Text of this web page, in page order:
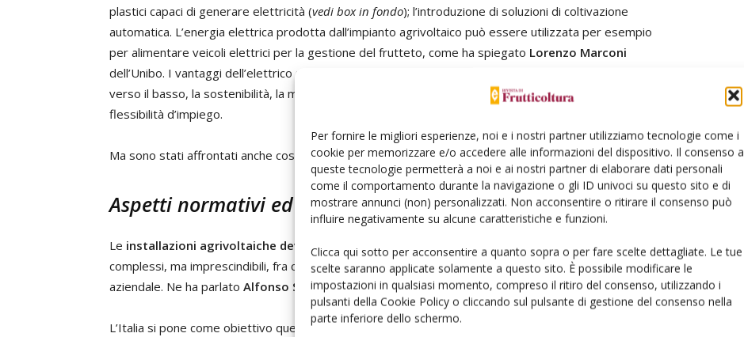
Per fornire le migliori esperienze, noi e i nostri partner utilizziamo tecnologie come i
cookie per memorizzare e/o accedere alle informazioni del dispositivo. Il consenso a
queste tecnologie permetterà a noi e ai nostri partner di elaborare dati personali
come il comportamento durante la navigazione o gli ID univoci su questo sito e di
mostrare annunci (non) personalizzati. Non acconsentire o ritirare il consenso può
influire negativamente su alcune caratteristiche e funzioni.
Clicca qui sotto per acconsentire a quanto sopra o per fare scelte dettagliate. Le tue
scelte saranno applicate solamente a questo sito. È possibile modificare le
impostazioni in qualsiasi momento, compreso il ritiro del consenso, utilizzando i
pulsanti della Cookie Policy o cliccando sul pulsante di gestione del consenso nella
parte inferiore dello schermo.
plastici capaci di generare elettricità (vedi box in fondo); l’introduzione di soluzioni di coltivazione
automatica. L’energia elettrica prodotta dall’impianto agrivoltaico può essere utilizzata per esempio
per alimentare veicoli elettrici per la gestione del frutteto, come ha spiegato Lorenzo Marconi
dell’Unibo. I vantaggi dell’elettrico sono la semplicità di costruzione della macchina e la scalabilità
verso il basso, la sostenibilità, la maggior sicurezza per gli operatori, la precisione, l’autonomia e la
flessibilità d’impiego.
Ma sono stati affrontati anche costi, limiti normativi e agronomici.
Aspetti normativi ed economici
Le installazioni agrivoltaiche devono sottostare ad aspetti normativied economici alquanto
complessi, ma imprescindibili, fra cui la necessità di dimostrare che gli impianti non diminuiscono la Plv
aziendale. Ne ha parlato Alfonso Scaderadel Crea.
L’Italia si pone come obiettivo quello di accelerare il percorso di crescita sostenibile al fine di